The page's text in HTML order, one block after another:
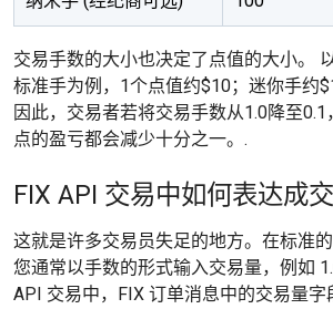
交易手数的大小也决定了点值的大小。
标准手为例，1个点值约$10；迷你手约
因此，交易者若将交易手数从1.0降至
点的盈亏都会减少十分之一。.
FIX API 交易中如何表达成
这就是许多交易员失足的地方。在标准的
您通常以手数的形式输入交易量，例如
API 交易中，FIX 订单消息中的交易量